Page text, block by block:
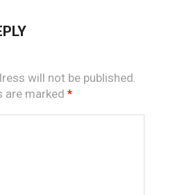
will not be published.
are marked *